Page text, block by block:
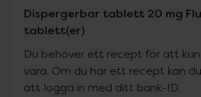
Dispergerbar tablett 20 mg
tablett(er)
Du behöver ett recept för att
vara. Om du har ett recept kan
att logga in med ditt bank-ID.